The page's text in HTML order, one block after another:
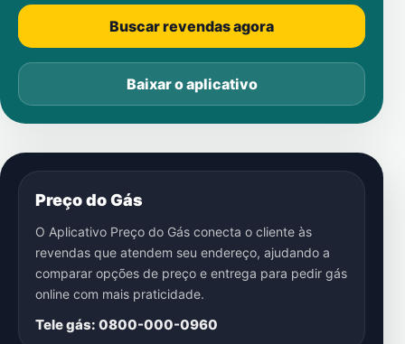
Buscar revendas agora
Baixar o aplicativo
Preço do Gás
O Aplicativo Preço do Gás conecta o cliente às
revendas que atendem seu endereço, ajudando a
comparar opções de preço e entrega para pedir gás
online com mais praticidade.
Tele gás: 0800-000-0960